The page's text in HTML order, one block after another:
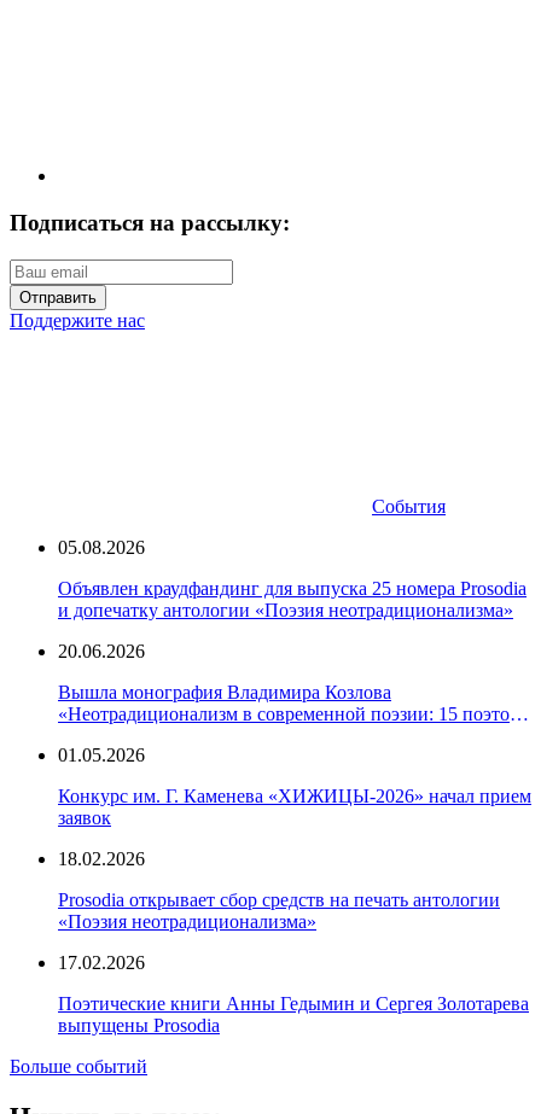
Подписаться на рассылку:
Отправить
Поддержите нас
События
05.08.2026
Объявлен краудфандинг для выпуска 25 номера Prosodia
и допечатку антологии «Поэзия неотрадиционализма»
20.06.2026
Вышла монография Владимира Козлова
«Неотрадиционализм в современной поэзии: 15 поэтов-
01.05.2026
Конкурс им. Г. Каменева «ХИЖИЦЫ-2026» начал прием
заявок
18.02.2026
Prosodia открывает сбор средств на печать антологии
«Поэзия неотрадиционализма»
17.02.2026
Поэтические книги Анны Гедымин и Сергея Золотарева
выпущены Prosodia
Больше событий